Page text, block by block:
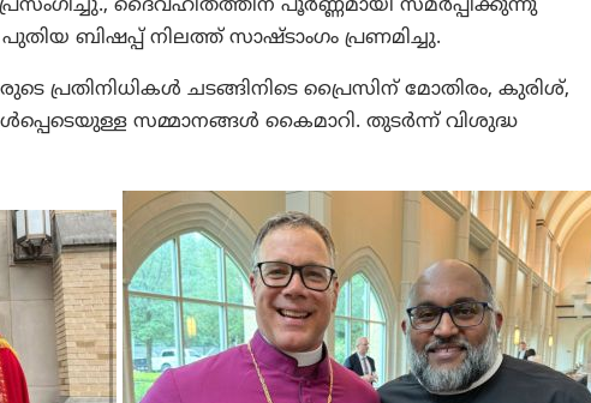
ദൈവഹിതത്തിന് പൂർണ്ണമായി സമർപ്പിക്കുന്നു
ബിഷപ്പ് നിലത്ത് സാഷ്ടാംഗം പ്രണമിച്ചു.
പ്രതിനിധികൾ ചടങ്ങിനിടെ പ്രൈസിന് മോതിരം, കുരിശ്,
സമ്മാനങ്ങൾ കൈമാറി. തുടർന്ന് വിശുദ്ധ